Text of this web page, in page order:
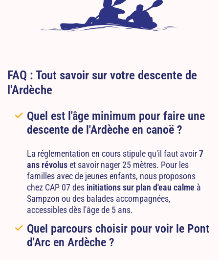
FAQ : Tout savoir sur votre descente de
l'Ardèche
Quel est l'âge minimum pour faire une
descente de l'Ardèche en canoë ?
La réglementation en cours stipule qu'il faut avoir 7
ans révolus et savoir nager 25 mètres. Pour les
familles avec de jeunes enfants, nous proposons
chez CAP 07 des initiations sur plan d'eau calme à
Sampzon ou des balades accompagnées,
accessibles dès l'âge de 5 ans.
Quel parcours choisir pour voir le Pont
d'Arc en Ardèche ?